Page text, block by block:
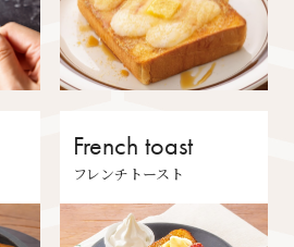
French toast
フレンチトースト